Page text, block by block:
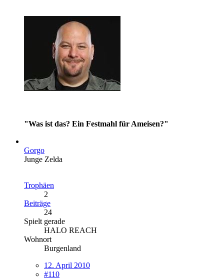
"Was ist das? Ein Festmahl für Ameisen?"
Gorgo
Junge Zelda
Trophäen
2
Beiträge
24
Spielt gerade
HALO REACH
Wohnort
Burgenland
12. April 2010
#110